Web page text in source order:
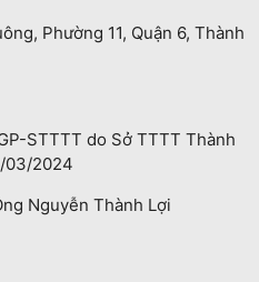
Phường 11, Quận 6, Thành
STTTT do Sở TTTT Thành
03/2024
Nguyễn Thành Lợi